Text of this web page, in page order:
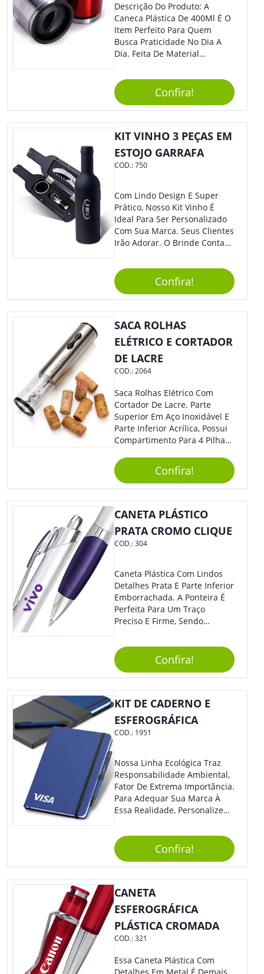
Descrição Do Produto: A
Caneca Plástica De 400Ml É O
Item Perfeito Para Quem
Busca Praticidade No Dia A
Dia. Feita De Material
Caneca É Ideal Para Ser
Utilizada Em Casa, No
Trabalho Ou Em Qualquer
Outra Atividade Do Seu
Cotidiano. Benefícios: -
Capacidade De 400Ml, Ideal
Para Diferentes Tipos De
Bebidas Quentes Ou Frias. -
Leve E Fácil De Transportar,
Qualquer Lugar. - Material
Plástico De Alta Qualidade,
Resistente A Quedas E Não
Quebra Com Facilidade. Usos
Sugeridos: - Perfeita Para
Água. - Ideal Para Levar Ao
Escritório, Para Viagens Ou
Para O Parque. - Pode Ser
Utilizada Em Eventos Ao Ar
Livre, Como Piqueniques E
Acampamentos. Adquira Já A
Sua Caneca Plástica De 400Ml
E Tenha Sempre Uma Opção
Prática E Funcional Para Suas
Bebidas Favoritas!
Confira!
KIT VINHO 3 PEÇAS EM
ESTOJO GARRAFA
COD.:750
Com Lindo Design E Super
Prático, Nosso Kit Vinho É
Ideal Para Ser Personalizado
Com Sua Marca. Seus Clientes
Irão Adorar. O Brinde Conta
Estojo Emborrachado. Demais,
Não É?!
Confira!
SACA ROLHAS
ELÉTRICO E CORTADOR
DE LACRE
COD.:2064
Saca Rolhas Elétrico Com
Cortador De Lacre. Parte
Superior Em Aço Inoxidável E
Parte Inferior Acrílica, Possui
Compartimento Para 4 Pilhas
Acompanha Pilhas) – Contém
Desenho Indicativo De
Abertura E Fechamento Da
Tampa; Botões Para Extração
E Remoção De Rolhas E Parte
Lacre (Removível).
Confira!
CANETA PLÁSTICO
PRATA CROMO CLIQUE
COD.:304
Caneta Plástica Com Lindos
Detalhes Prata E Parte Inferior
Emborrachada. A Ponteira É
Perfeita Para Um Traço
Preciso E Firme, Sendo
Tradicional Porém Com
Design Minimalista Que Faz
Toda Diferença.
Confira!
KIT DE CADERNO E
ESFEROGRÁFICA
COD.: 1951
Nossa Linha Ecológica Traz
Responsabilidade Ambiental,
Fator De Extrema Importância.
Para Adequar Sua Marca À
Essa Realidade, Personalize
Anotações Com Post-It E
Caneta. Elaborado A Partir De
Material Reciclado, O Brinde
Também É Prático, Tornando-
Se Assim Excelente Para Uso
Cotidiano. Perfeito, Não É?!
Confira!
CANETA
ESFEROGRÁFICA
PLÁSTICA CROMADA
COD.:321
Essa Caneta Plástica Com